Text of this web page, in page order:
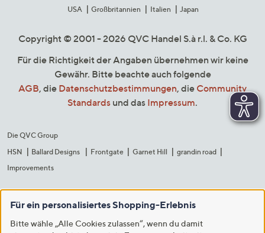
USA
Großbritannien Italien Japan
Copyright © 2001 - 2026 QVC Handel S.à r.l. & Co. KG
Für die Richtigkeit der Angaben übernehmen wir keine
Gewähr. Bitte beachte auch folgende
AGB, die Datenschutzbestimmungen, die Community
Standards und das Impressum.
Die QVC Group
HSN
Ballard Designs Frontgate Garnet Hill
grandin road
Improvements
Für ein personalisiertes Shopping-Erlebnis
Bitte wähle „Alle Cookies zulassen“, wenn du damit